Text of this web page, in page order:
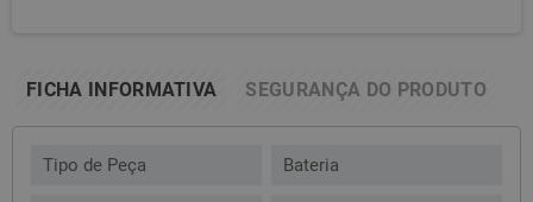
FICHA INFORMATIVA SEGURANÇA DO PRODUTO
Tipo de Peça Bateria